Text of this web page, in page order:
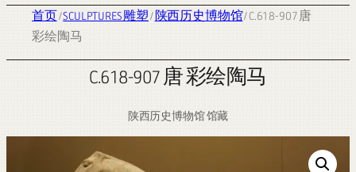
首页/SCULPTURES 雕塑/ 陕西历史博物馆/ C.618-907 唐
彩绘陶马
C.618-907 唐 彩绘陶马
陕西历史博物馆 馆藏